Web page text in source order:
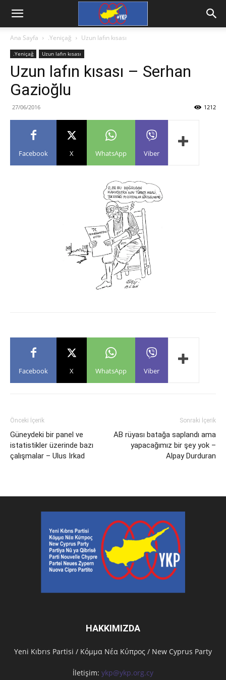
Ana Sayfa .Yeniçağ Uzun lafın kısası
.Yeniçağ Uzun lafın kısası
Uzun lafın kısası – Serhan
Gazioğlu
27/06/2016 1212
Facebook X WhatsApp Viber
Facebook X WhatsApp Viber
Önceki İçerik
Güneydeki bir panel ve
istatistikler üzerinde bazı
çalışmalar – Ulus Irkad
Sonraki İçerik
AB rüyası batağa saplandı ama
yapacağımız bir şey yok –
Alpay Durduran
HAKKIMIZDA
Υeni Kıbrıs Partisi / Κόμμα Νέα Κύπρος / New Cyprus Party
İletişim: ykp@ykp.org.cy